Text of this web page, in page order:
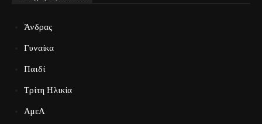
Άνδρας
Γυναίκα
Παιδί
Τρίτη Ηλικία
ΑμεΑ